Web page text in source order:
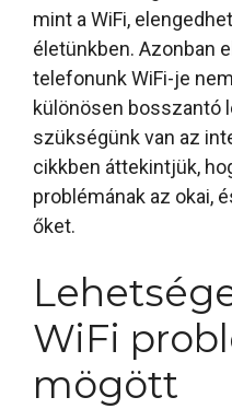
mint a WiFi,
életünkben. Azonban
telefonunk WiFi-je
különösen bosszantó
szükségünk van az
cikkben áttekintjük,
problémának az okai,
őket.
WiFi
mögött